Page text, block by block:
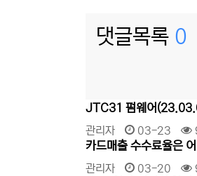
댓글목록 0
JTC31 펌웨어
관리자 03-23
카드매출 수수료율은
관리자 03-20